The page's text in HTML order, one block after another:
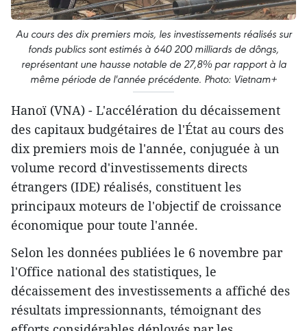
Au cours des dix premiers mois, les investissements réalisés sur
fonds publics sont estimés à 640 200 milliards de dôngs,
représentant une hausse notable de 27,8% par rapport à la
même période de l'année précédente. Photo: Vietnam+
Hanoï (VNA) - L'accélération du décaissement
des capitaux budgétaires de l'État au cours des
dix premiers mois de l'année, conjuguée à un
volume record d'investissements directs
étrangers (IDE) réalisés, constituent les
principaux moteurs de l'objectif de croissance
économique pour toute l'année.
Selon les données publiées le 6 novembre par
l'Office national des statistiques, le
décaissement des investissements a affiché des
résultats impressionnants, témoignant des